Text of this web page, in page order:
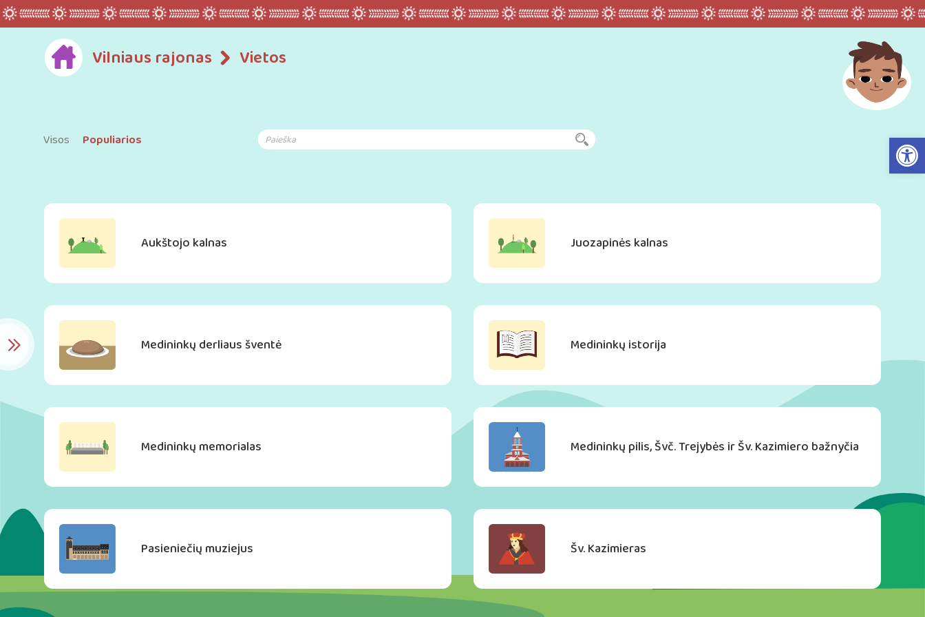
Vilniaus rajonas Vietos
Visos Populiarios
Aukštojo kalnas Juozapinės kalnas
Medininkų derliaus šventė Medininkų istorija
Medininkų memorialas Medininkų pilis, Švč. Trejybės ir Šv. Kazimiero bažnyčia
Pasieniečių muziejus Šv. Kazimieras